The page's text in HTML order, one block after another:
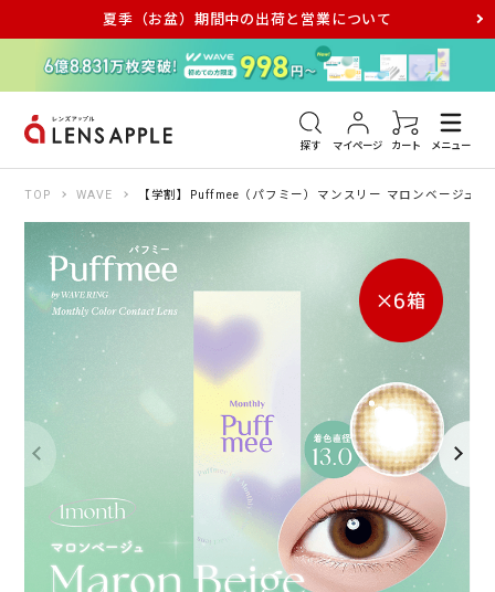
夏季（お盆）期間中の出荷と営業について
探す マイページ カート メニュー
アキュビュー メダリスト メガネ
TOP WAVE 【学割】Puffmee（パフミー）マンスリー マロンベージュ 2